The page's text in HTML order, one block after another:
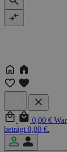
0,00 €
beträgt 0,00 €.